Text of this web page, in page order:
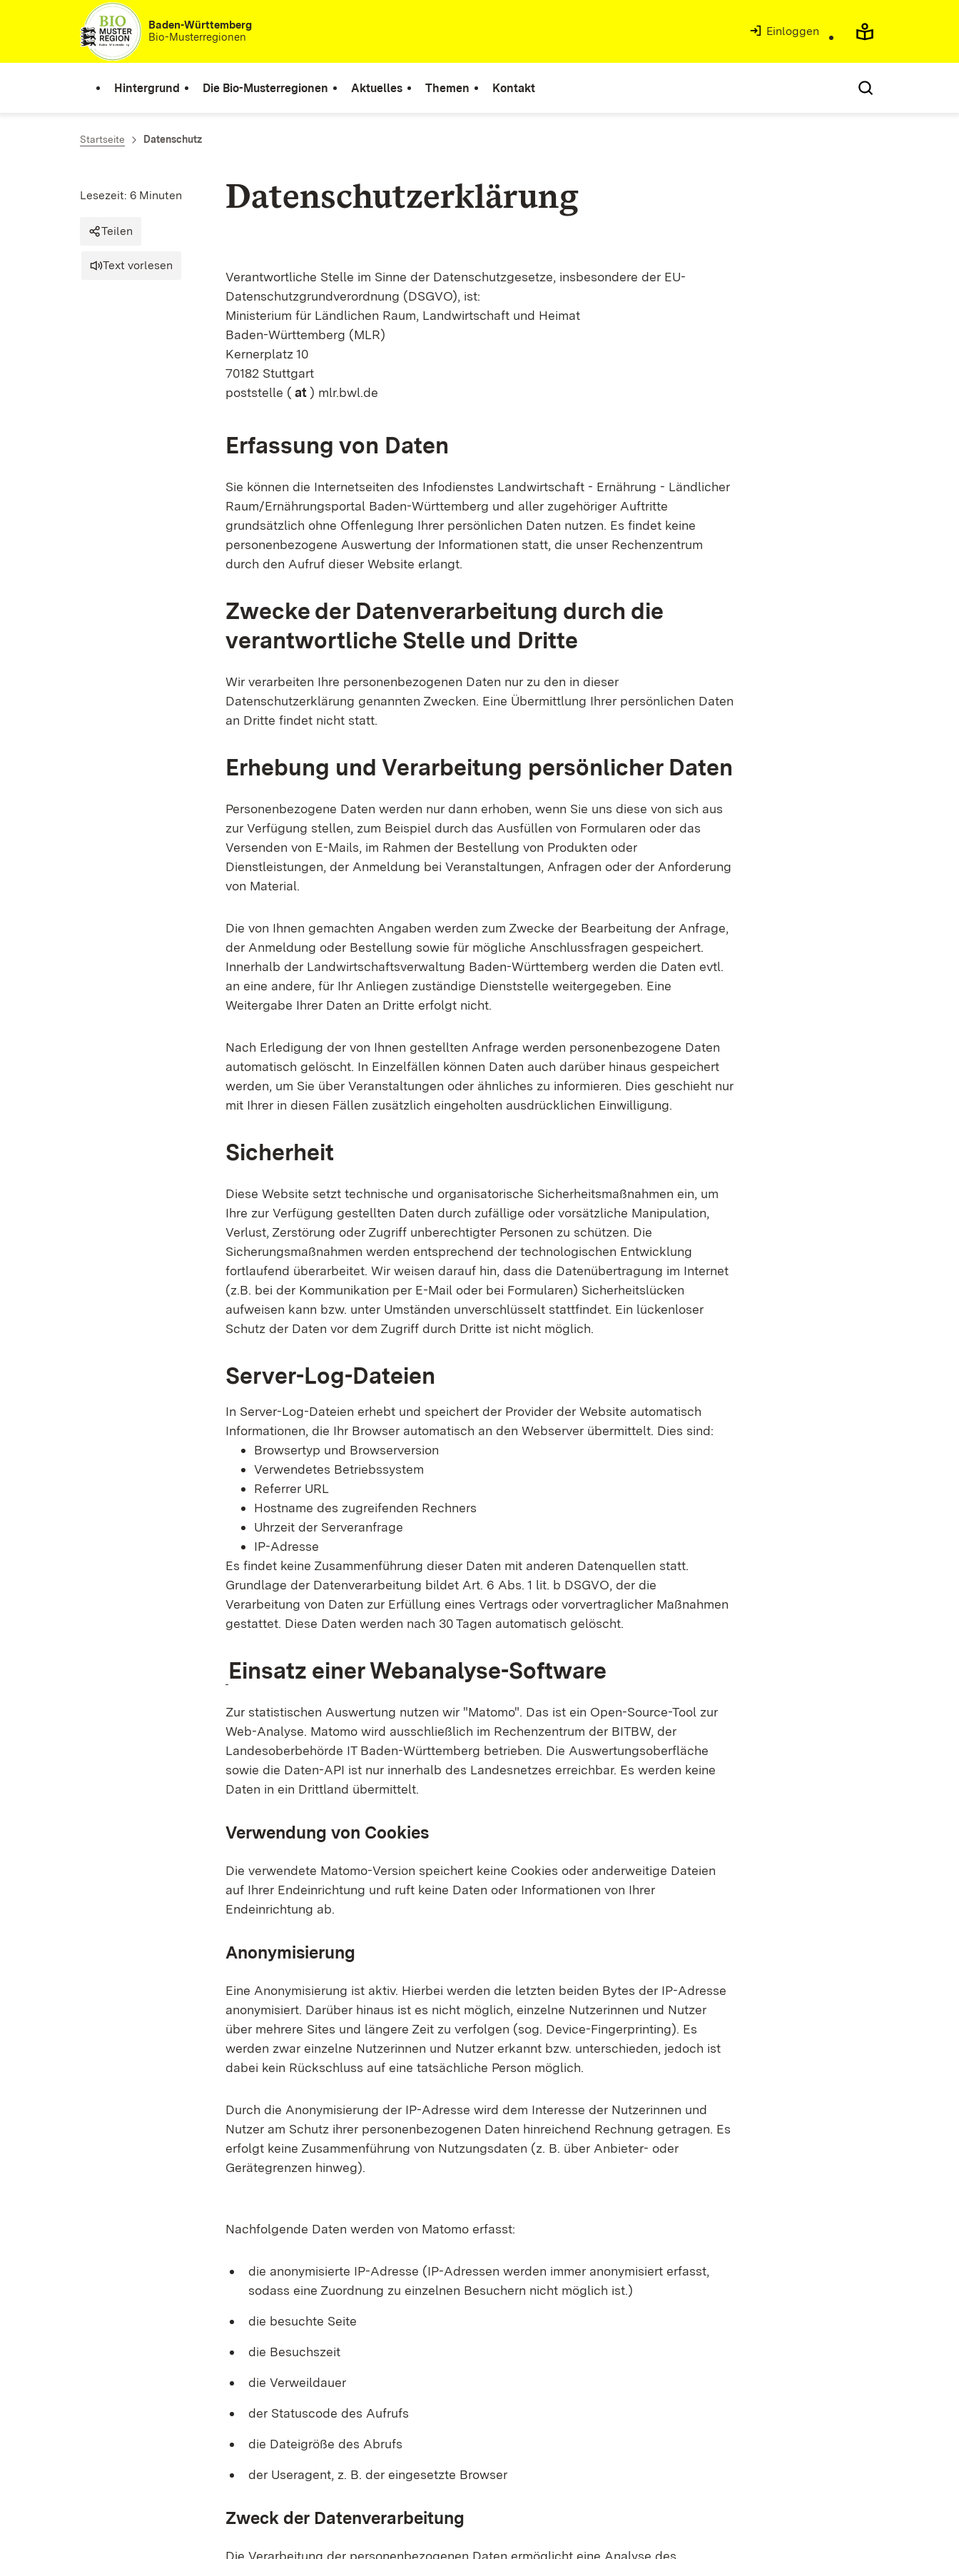
Zum Inhalt springenBaden-Württemberg
Bio-Musterregionen
Einloggen
Hintergrund Die Bio-Musterregionen Aktuelles Themen Kontakt
Startseite Datenschutz
Datenschutzerklärung
Lesezeit: 6 Minuten
Teilen
Text vorlesen
Verantwortliche Stelle im Sinne der Datenschutzgesetze, insbesondere der EU-
Datenschutzgrundverordnung (DSGVO), ist:
Ministerium für Ländlichen Raum, Landwirtschaft und Heimat
Baden-Württemberg (MLR)
Kernerplatz 10
70182 Stuttgart
poststelle ( at ) mlr.bwl.de
Erfassung von Daten
Sie können die Internetseiten des Infodienstes Landwirtschaft - Ernährung - Ländlicher
Raum/Ernährungsportal Baden-Württemberg und aller zugehöriger Auftritte
grundsätzlich ohne Offenlegung Ihrer persönlichen Daten nutzen. Es findet keine
personenbezogene Auswertung der Informationen statt, die unser Rechenzentrum
durch den Aufruf dieser Website erlangt.
Zwecke der Datenverarbeitung durch die
verantwortliche Stelle und Dritte
Wir verarbeiten Ihre personenbezogenen Daten nur zu den in dieser
Datenschutzerklärung genannten Zwecken. Eine Übermittlung Ihrer persönlichen Daten
an Dritte findet nicht statt.
Erhebung und Verarbeitung persönlicher Daten
Personenbezogene Daten werden nur dann erhoben, wenn Sie uns diese von sich aus
zur Verfügung stellen, zum Beispiel durch das Ausfüllen von Formularen oder das
Versenden von E-Mails, im Rahmen der Bestellung von Produkten oder
Dienstleistungen, der Anmeldung bei Veranstaltungen, Anfragen oder der Anforderung
von Material.
Die von Ihnen gemachten Angaben werden zum Zwecke der Bearbeitung der Anfrage,
der Anmeldung oder Bestellung sowie für mögliche Anschlussfragen gespeichert.
Innerhalb der Landwirtschaftsverwaltung Baden-Württemberg werden die Daten evtl.
an eine andere, für Ihr Anliegen zuständige Dienststelle weitergegeben. Eine
Weitergabe Ihrer Daten an Dritte erfolgt nicht.
Nach Erledigung der von Ihnen gestellten Anfrage werden personenbezogene Daten
automatisch gelöscht. In Einzelfällen können Daten auch darüber hinaus gespeichert
werden, um Sie über Veranstaltungen oder ähnliches zu informieren. Dies geschieht nur
mit Ihrer in diesen Fällen zusätzlich eingeholten ausdrücklichen Einwilligung.
Sicherheit
Diese Website setzt technische und organisatorische Sicherheitsmaßnahmen ein, um
Ihre zur Verfügung gestellten Daten durch zufällige oder vorsätzliche Manipulation,
Verlust, Zerstörung oder Zugriff unberechtigter Personen zu schützen. Die
Sicherungsmaßnahmen werden entsprechend der technologischen Entwicklung
fortlaufend überarbeitet. Wir weisen darauf hin, dass die Datenübertragung im Internet
(z.B. bei der Kommunikation per E-Mail oder bei Formularen) Sicherheitslücken
aufweisen kann bzw. unter Umständen unverschlüsselt stattfindet. Ein lückenloser
Schutz der Daten vor dem Zugriff durch Dritte ist nicht möglich.
Server-Log-Dateien
In Server-Log-Dateien erhebt und speichert der Provider der Website automatisch
Informationen, die Ihr Browser automatisch an den Webserver übermittelt. Dies sind:
Browsertyp und Browserversion
Verwendetes Betriebssystem
Referrer URL
Hostname des zugreifenden Rechners
Uhrzeit der Serveranfrage
IP-Adresse
Es findet keine Zusammenführung dieser Daten mit anderen Datenquellen statt.
Grundlage der Datenverarbeitung bildet Art. 6 Abs. 1 lit. b DSGVO, der die
Verarbeitung von Daten zur Erfüllung eines Vertrags oder vorvertraglicher Maßnahmen
gestattet. Diese Daten werden nach 30 Tagen automatisch gelöscht.
Einsatz einer Webanalyse-Software
Zur statistischen Auswertung nutzen wir "Matomo". Das ist ein Open-Source-Tool zur
Web-Analyse. Matomo wird ausschließlich im Rechenzentrum der BITBW, der
Landesoberbehörde IT Baden-Württemberg betrieben. Die Auswertungsoberfläche
sowie die Daten-API ist nur innerhalb des Landesnetzes erreichbar. Es werden keine
Daten in ein Drittland übermittelt.
Verwendung von Cookies
Die verwendete Matomo-Version speichert keine Cookies oder anderweitige Dateien
auf Ihrer Endeinrichtung und ruft keine Daten oder Informationen von Ihrer
Endeinrichtung ab.
Anonymisierung
Eine Anonymisierung ist aktiv. Hierbei werden die letzten beiden Bytes der IP-Adresse
anonymisiert. Darüber hinaus ist es nicht möglich, einzelne Nutzerinnen und Nutzer
über mehrere Sites und längere Zeit zu verfolgen (sog. Device-Fingerprinting). Es
werden zwar einzelne Nutzerinnen und Nutzer erkannt bzw. unterschieden, jedoch ist
dabei kein Rückschluss auf eine tatsächliche Person möglich.
Durch die Anonymisierung der IP-Adresse wird dem Interesse der Nutzerinnen und
Nutzer am Schutz ihrer personenbezogenen Daten hinreichend Rechnung getragen. Es
erfolgt keine Zusammenführung von Nutzungsdaten (z. B. über Anbieter- oder
Gerätegrenzen hinweg).
Nachfolgende Daten werden von Matomo erfasst:
die anonymisierte IP-Adresse (IP-Adressen werden immer anonymisiert erfasst,
sodass eine Zuordnung zu einzelnen Besuchern nicht möglich ist.)
die besuchte Seite
die Besuchszeit
die Verweildauer
der Statuscode des Aufrufs
die Dateigröße des Abrufs
der Useragent, z. B. der eingesetzte Browser
Zweck der Datenverarbeitung
Die Verarbeitung der personenbezogenen Daten ermöglicht eine Analyse des